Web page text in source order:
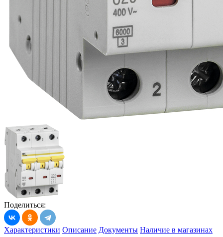
Поделиться:
Характеристики Описание Документы Наличие в магазинах